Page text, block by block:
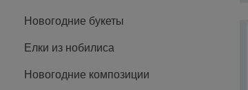
Новогодние букеты
Елки из нобилиса
Новогодние композиции